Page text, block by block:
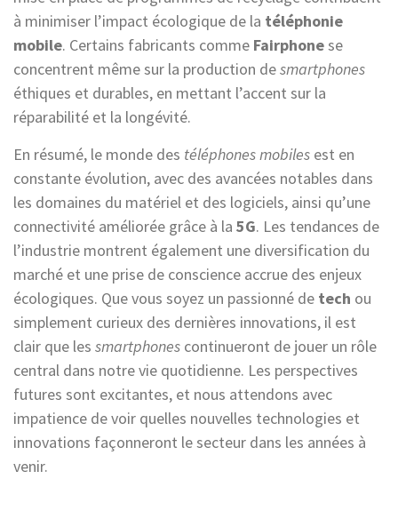
à minimiser l’impact écologique de la téléphonie
mobile. Certains fabricants comme Fairphonese
concentrent même sur la production desmartphones
éthiques et durables, en mettant l’accent sur la
réparabilité et la longévité.
En résumé, le monde des téléphones mobiles est en
constante évolution, avec des avancées notables dans
les domaines du matériel et des logiciels, ainsi qu’une
connectivité améliorée grâce à la 5G. Les tendances de
l’industrie montrent également une diversification du
marché et une prise de conscience accrue des enjeux
écologiques. Que vous soyez un passionné de tech ou
simplement curieux des dernières innovations, il est
clair que les smartphones continueront de jouer un rôle
central dans notre vie quotidienne. Les perspectives
futures sont excitantes, et nous attendons avec
impatience de voir quelles nouvelles technologies et
innovations façonneront le secteur dans les années à
venir.